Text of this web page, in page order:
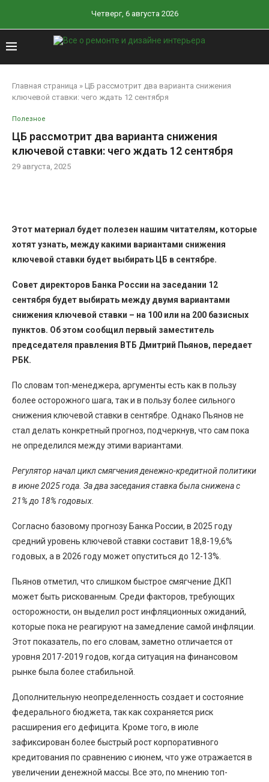
Четверг, 6 августа 2026
Главная страница » ЦБ рассмотрит два варианта снижения
ключевой ставки: чего ждать 12 сентября
Полезное
ЦБ рассмотрит два варианта снижения
ключевой ставки: чего ждать 12 сентября
29 августа, 2025
Этот материал будет полезен нашим читателям, которые
хотят узнать, между какими вариантами снижения
ключевой ставки будет выбирать ЦБ в сентябре.
Совет директоров Банка России на заседании 12
сентября будет выбирать между двумя вариантами
снижения ключевой ставки – на 100 или на 200 базисных
пунктов. Об этом сообщил первый заместитель
председателя правления ВТБ Дмитрий Пьянов, передает
РБК.
По словам топ-менеджера, аргументы есть как в пользу
более осторожного шага, так и в пользу более сильного
снижения ключевой ставки в сентябре. Однако Пьянов не
стал делать конкретный прогноз, подчеркнув, что сам пока
не определился между этими вариантами.
Регулятор начал цикл смягчения денежно-кредитной политики
в июне 2025 года. За два заседания ставка была снижена с
21% до 18% годовых.
Согласно базовому прогнозу Банка России, в 2025 году
средний уровень ключевой ставки составит 18,8-19,6%
годовых, а в 2026 году может опуститься до 12-13%.
Пьянов отметил, что слишком быстрое смягчение ДКП
может быть рискованным. Среди факторов, требующих
осторожности, он выделил рост инфляционных ожиданий,
которые пока не реагируют на замедление самой инфляции.
Этот показатель, по его словам, заметно отличается от
уровня 2017-2019 годов, когда ситуация на финансовом
рынке была более стабильной.
Дополнительную неопределенность создает и состояние
федерального бюджета, так как сохраняется риск
расширения его дефицита. Кроме того, в июле
зафиксирован более быстрый рост корпоративного
кредитования по сравнению с июнем, что уже отражается в
увеличении денежной массы. Все это, по мнению топ-